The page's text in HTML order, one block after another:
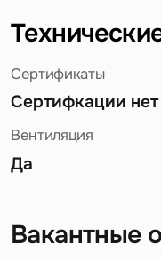
Сертификаты
Сертифкации нет
Вентиляция
Да
Вакантные